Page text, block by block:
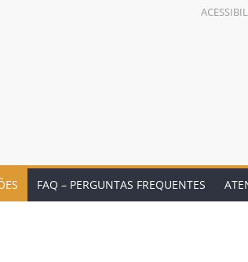
FAQ – PERGUNTAS FREQUENTES